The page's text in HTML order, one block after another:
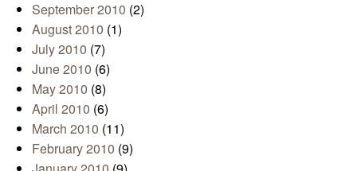
September 2010 (2)
August 2010 (1)
July 2010 (7)
June 2010 (6)
May 2010 (8)
April 2010 (6)
March 2010 (11)
February 2010 (9)